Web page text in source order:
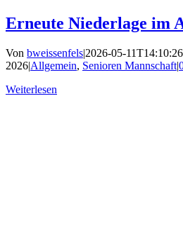
Erneute Niederlage im
Von bweissenfels|2026-05-
2026|Allgemein, Senioren Mannschaft|
Weiterlesen